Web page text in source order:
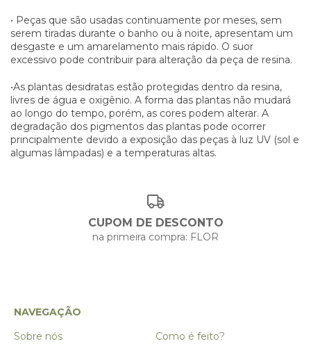
• Peças que são usadas continuamente por meses, sem
serem tiradas durante o banho ou à noite, apresentam um
desgaste e um amarelamento mais rápido. O suor
excessivo pode contribuir para alteração da peça de resina.
•As plantas desidratas estão protegidas dentro da resina,
livres de água e oxigênio. A forma das plantas não mudará
ao longo do tempo, porém, as cores podem alterar. A
degradação dos pigmentos das plantas pode ocorrer
principalmente devido a exposição das peças à luz UV (sol e
algumas lâmpadas) e a temperaturas altas.
CUPOM DE DESCONTO
na primeira compra: FLOR
NAVEGAÇÃO
Sobre nós
Como é feito?